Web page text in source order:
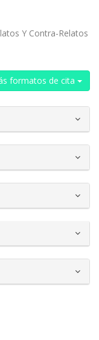
Y Contra-Relatos
formatos de cita